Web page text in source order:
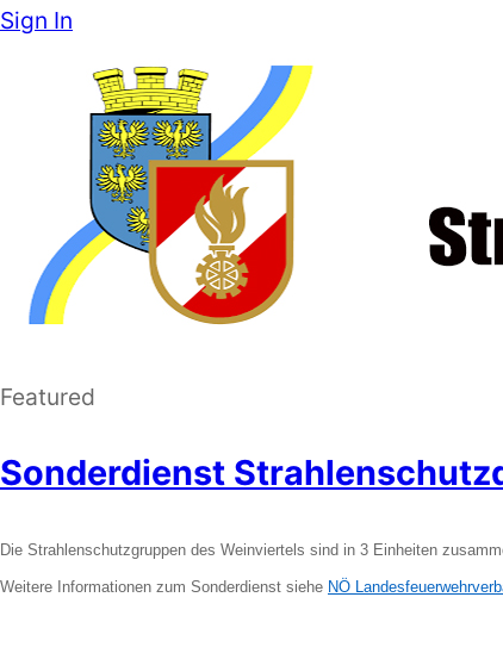
Sign In
Featured
Sonderdienst
Die Strahlenschutzgruppen des Weinviertels sind in 3 Einheiten
Weitere Informationen zum Sonderdienst siehe NÖ